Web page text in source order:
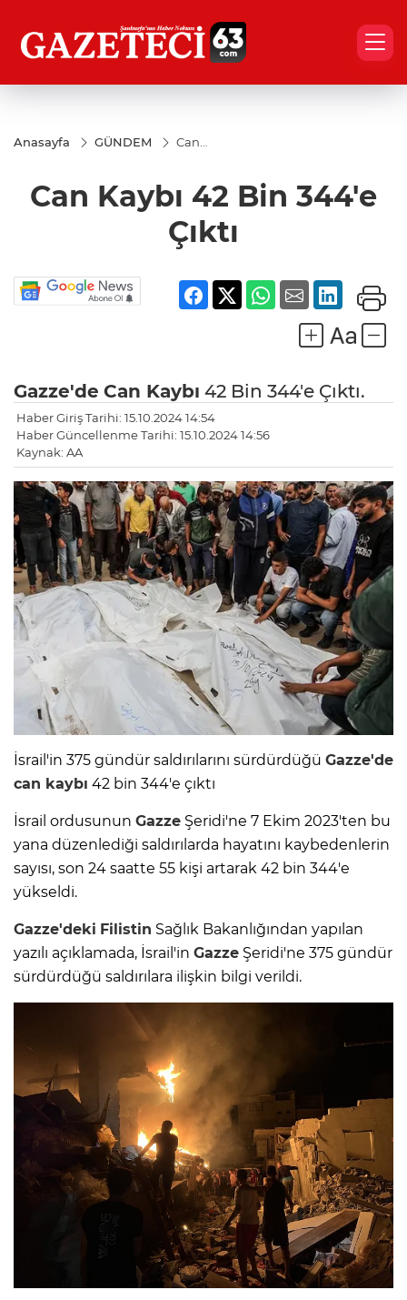
Anasayfa GÜNDEM
Can
344'e
Can Kaybı 42 Bin 344'e
Çıktı
Gazze'de Can Kaybı 42 Bin 344'e Çıktı.
Haber Giriş Tarihi: 15.10.2024 14:54
Haber Güncellenme Tarihi: 15.10.2024 14:56
Kaynak: AA
İsrail'in 375 gündür saldırılarını sürdürdüğü Gazze'de
can kaybı 42 bin 344'e çıktı
İsrail ordusunun Gazze Şeridi'ne 7 Ekim 2023'ten bu
yana düzenlediği saldırılarda hayatını kaybedenlerin
sayısı, son 24 saatte 55 kişi artarak 42 bin 344'e
yükseldi.
Gazze'deki Filistin Sağlık Bakanlığından yapılan
yazılı açıklamada, İsrail'in Gazze Şeridi'ne 375 gündür
sürdürdüğü saldırılara ilişkin bilgi verildi.